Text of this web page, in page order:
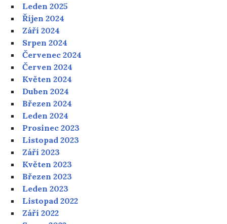
Leden 2025
Říjen 2024
Září 2024
Srpen 2024
Červenec 2024
Červen 2024
Květen 2024
Duben 2024
Březen 2024
Leden 2024
Prosinec 2023
Listopad 2023
Září 2023
Květen 2023
Březen 2023
Leden 2023
Listopad 2022
Září 2022